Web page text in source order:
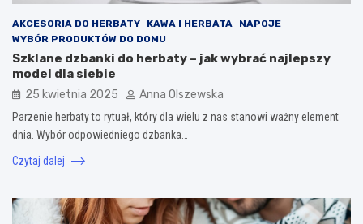
AKCESORIA DO HERBATY KAWA I HERBATA
NAPOJE
WYBÓR PRODUKTÓW DO DOMU
Szklane dzbanki do herbaty – jak wybrać najlepszy
model dla siebie
25 kwietnia 2025 Anna Olszewska
Parzenie herbaty to rytuał, który dla wielu z nas stanowi ważny element
dnia. Wybór odpowiedniego dzbanka…
Czytaj dalej